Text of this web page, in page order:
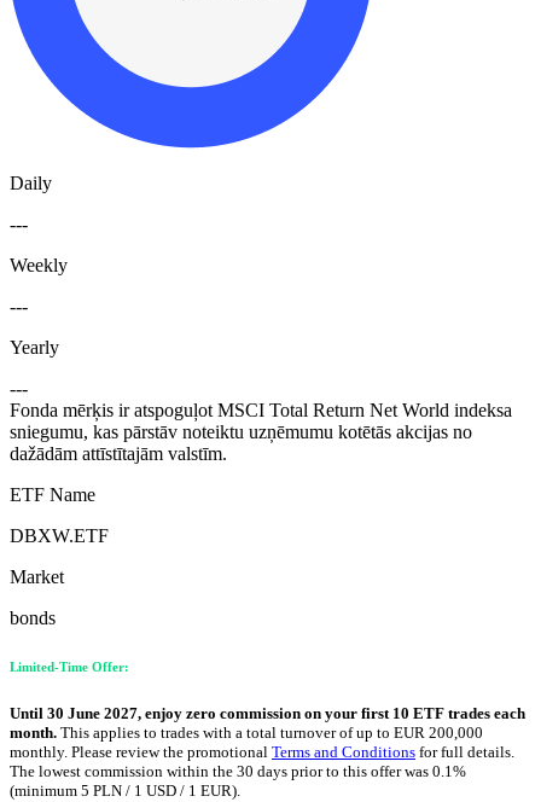
Daily
---
Weekly
---
Yearly
---
Fonda mērķis ir atspoguļot MSCI Total Return Net World indeksa
sniegumu, kas pārstāv noteiktu uzņēmumu kotētās akcijas no
dažādām attīstītajām valstīm.
ETF Name
DBXW.ETF
Market
bonds
Limited-Time Offer:
Until 30 June 2027, enjoy zero commission on your first 10 ETF trades each
month. This applies to trades with a total turnover of up to EUR 200,000
monthly. Please review the promotional Terms and Conditions for full details.
The lowest commission within the 30 days prior to this offer was 0.1%
(minimum 5 PLN / 1 USD / 1 EUR).